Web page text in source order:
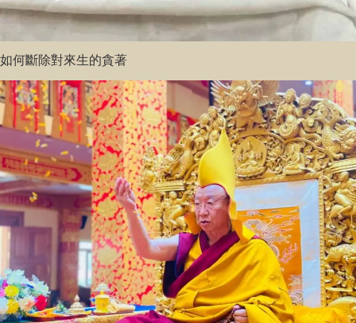
如何斷除對來生的貪著